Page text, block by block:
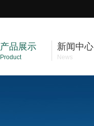
产品展示
Product
新闻中心
News